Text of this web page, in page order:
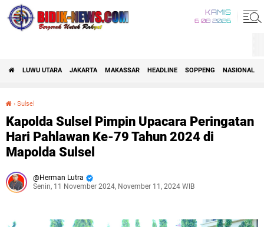
KAMIS
6 08 2026
LUWU UTARA JAKARTA MAKASSAR HEADLINE SOPPENG NASIONAL
› Sulsel
Kapolda Sulsel Pimpin Upacara Peringatan
Hari Pahlawan Ke-79 Tahun 2024 di
Mapolda Sulsel
Herman Lutra
Senin, 11 November 2024, November 11, 2024 WIB